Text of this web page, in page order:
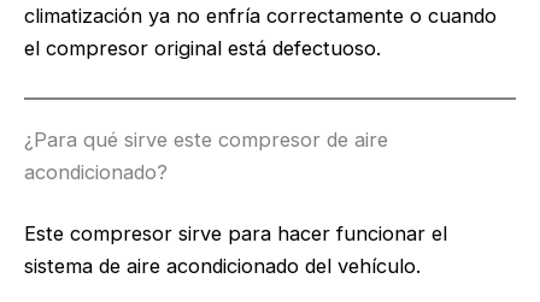
climatización ya no enfría correctamente o cuando
el compresor original está defectuoso.
¿Para qué sirve este compresor de aire
acondicionado?
Este compresor sirve para hacer funcionar el
sistema de aire acondicionado del vehículo.